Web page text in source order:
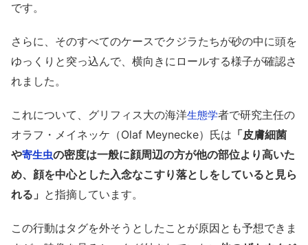
です。
さらに、そのすべてのケースでクジラたちが砂の中に頭を
ゆっくりと突っ込んで、横向きにロールする様子が確認さ
れました。
これについて、グリフィス大の海洋生態学者で研究主任の
オラフ・メイネッケ（Olaf Meynecke）氏は 「皮膚細菌
や寄生虫の密度は一般に顔周辺の方が他の部位より高いた
め、顔を中心とした入念なこすり落としをしていると見ら
れる」 と指摘しています。
この行動はタグを外そうとしたことが原因とも予想できま